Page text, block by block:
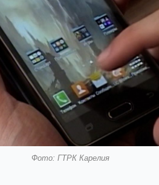
Фото: ГТРК Карелия